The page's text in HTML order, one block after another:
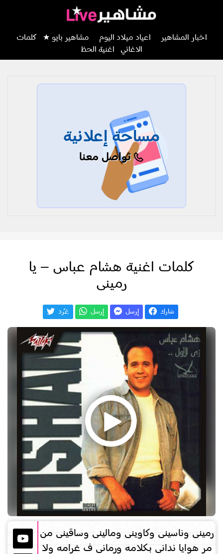
اخبار المشاهير اعياد ميلاد اليوم مشاهير بايو ★
كلمات
الاغاني
اغنية الحظ
مساحة إعلانية
تواصل معنا
كلمات اغنية هشام عباس – يا
رمينى
شارك إرسل إرسل غـّرد
رمينى وناسينى وكاوينى ومالينى وساقينى من
مر هوايا ندانى بكلامه ورمانى ف غرامه ولا